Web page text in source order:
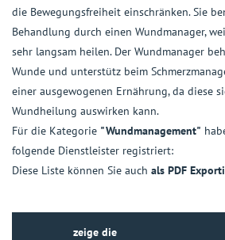
die Bewegungsfreiheit einschränken. Sie
Behandlung durch einen Wundmanager,
sehr langsam heilen. Der Wundmanager
Wunde und unterstütz beim
einer ausgewogenen Ernährung, da diese
Wundheilung auswirken kann.
Für die Kategorie "Wundmanagement"
folgende Dienstleister registriert:
Diese Liste können Sie auch als PDF
zeige die